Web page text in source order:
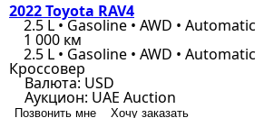
2022 Toyota RAV4
2.5 L • Gasoline • AWD • Automatic
1 000 км
2.5 L • Gasoline • AWD • Automatic
Кроссовер
Валюта: USD
Аукцион: UAE Auction
Позвонить мне Хочу заказать